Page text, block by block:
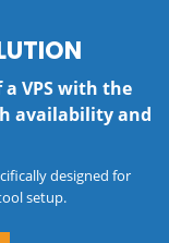
VPS with the
availability and
designed for
setup.